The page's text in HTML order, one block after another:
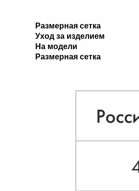
Размерная сетка
Уход за изделием
На модели
Размерная сетка